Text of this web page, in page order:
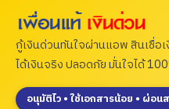
กู้เงินด่วนทันใจผ่านแอพ สินเชื่อ
ได้เงินจริง ปลอดภัย มั่นใจได้
อนุมัติไว • ใช้เอกสารน้อย • ผ่อน